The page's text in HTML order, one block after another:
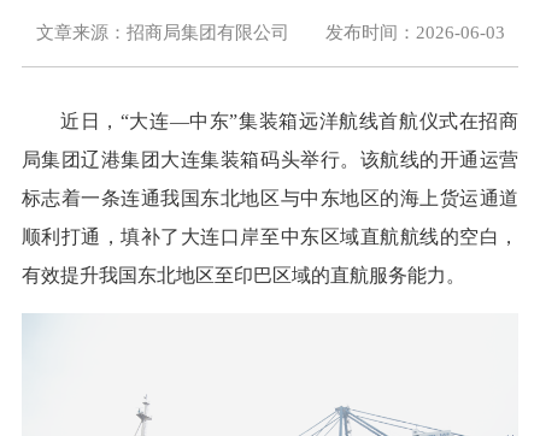
文章来源：招商局集团有限公司 发布时间：2026-06-03
近日，“大连—中东”集装箱远洋航线首航仪式在招商
局集团辽港集团大连集装箱码头举行。该航线的开通运营
标志着一条连通我国东北地区与中东地区的海上货运通道
顺利打通，填补了大连口岸至中东区域直航航线的空白，
有效提升我国东北地区至印巴区域的直航服务能力。